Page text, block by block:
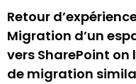
Retour
Migration d’un
vers SharePoint on
de migration